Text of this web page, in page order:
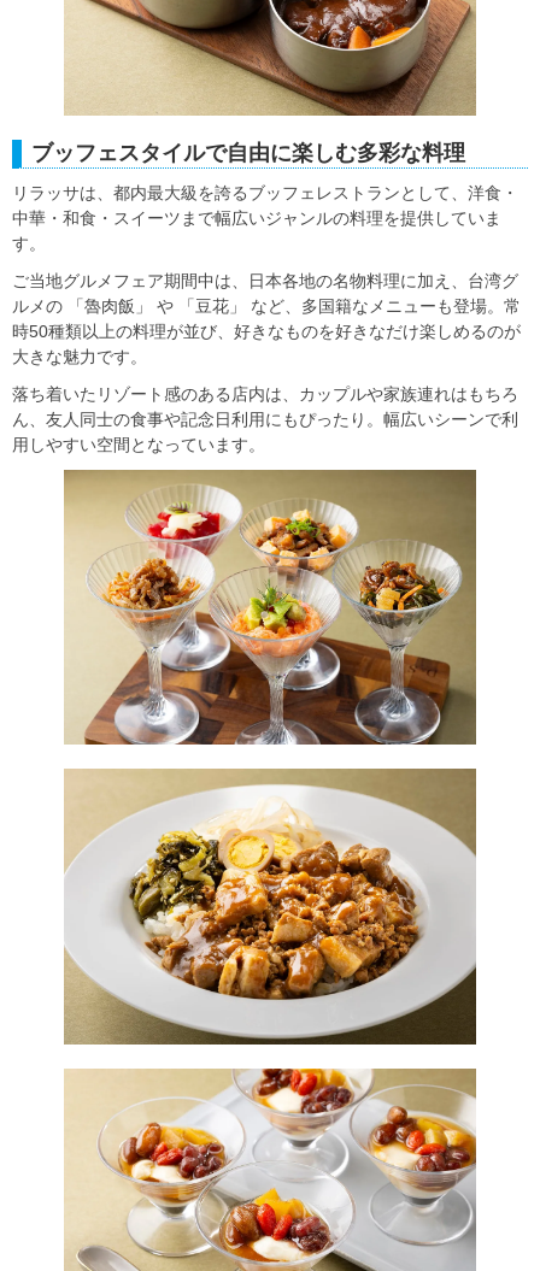
ブッフェスタイルで自由に楽しむ多彩な料理
リラッサは、都内最大級を誇るブッフェレストランとして、洋食・
中華・和食・スイーツまで幅広いジャンルの料理を提供していま
す。
ご当地グルメフェア期間中は、日本各地の名物料理に加え、台湾グ
ルメの 「魯肉飯」 や 「豆花」 など、多国籍なメニューも登場。常
時50種類以上の料理が並び、好きなものを好きなだけ楽しめるのが
大きな魅力です。
落ち着いたリゾート感のある店内は、カップルや家族連れはもちろ
ん、友人同士の食事や記念日利用にもぴったり。幅広いシーンで利
用しやすい空間となっています。